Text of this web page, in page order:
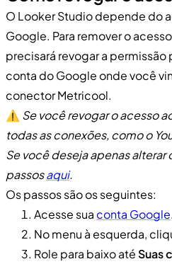
O Looker Studio depende do
Google. Para remover o
precisará revogar a permissão
conta do Google onde você
conector Metricool.
⚠️ Se você revogar o acesso
todas as conexões, como o
Se você deseja apenas alterar
passosaqui.
Os passos são os seguintes:
Acesse sua conta Google.
No menu à esquerda,
Role para baixo até Suas